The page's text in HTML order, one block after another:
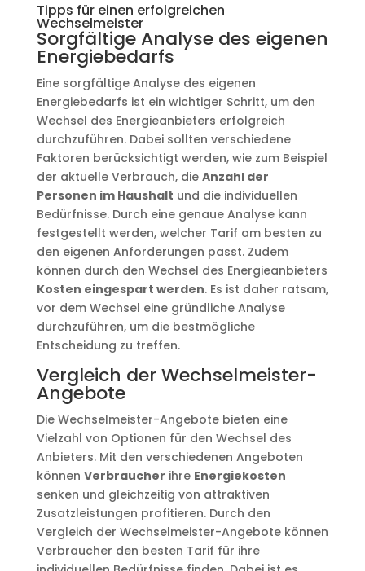
Tipps für einen erfolgreichen
Wechselmeister
Sorgfältige Analyse des eigenen
Energiebedarfs
Eine sorgfältige Analyse des eigenen
Energiebedarfs ist ein wichtiger Schritt, um den
Wechsel des Energieanbieters erfolgreich
durchzuführen. Dabei sollten verschiedene
Faktoren berücksichtigt werden, wie zum Beispiel
der aktuelle Verbrauch, die Anzahl der
Personen im Haushalt und die individuellen
Bedürfnisse. Durch eine genaue Analyse kann
festgestellt werden, welcher Tarif am besten zu
den eigenen Anforderungen passt. Zudem
können durch den Wechsel des Energieanbieters
Kosten eingespart werden. Es ist daher ratsam,
vor dem Wechsel eine gründliche Analyse
durchzuführen, um die bestmögliche
Entscheidung zu treffen.
Vergleich der Wechselmeister-
Angebote
Die Wechselmeister-Angebote bieten eine
Vielzahl von Optionen für den Wechsel des
Anbieters. Mit den verschiedenen Angeboten
können Verbraucher ihre Energiekosten
senken und gleichzeitig von attraktiven
Zusatzleistungen profitieren. Durch den
Vergleich der Wechselmeister-Angebote können
Verbraucher den besten Tarif für ihre